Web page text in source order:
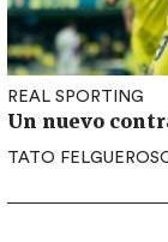
REAL SPORTING
Un nuevo
TATO